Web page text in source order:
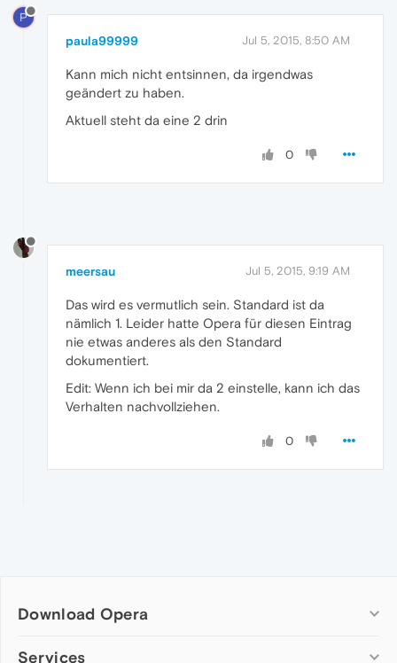
P
paula99999 Jul 5, 2015, 8:50 AM
Kann mich nicht entsinnen, da irgendwas
geändert zu haben.
Aktuell steht da eine 2 drin
0
meersau Jul 5, 2015, 9:19 AM
Das wird es vermutlich sein. Standard ist da
nämlich 1. Leider hatte Opera für diesen Eintrag
nie etwas anderes als den Standard
dokumentiert.
Edit: Wenn ich bei mir da 2 einstelle, kann ich das
Verhalten nachvollziehen.
0
Download Opera
Computer browsers
Services